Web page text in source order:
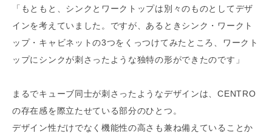
「もともと、シンクとワークトップは別々のものとしてデザ
インを考えていました。ですが、あるときシンク・ワークト
ップ・キャビネットの3つをくっつけてみたところ、ワークト
ップにシンクが刺さったような独特の形ができたのです」
まるでキューブ同士が刺さったようなデザインは、CENTRO
の存在感を際立たせている部分のひとつ。
デザイン性だけでなく機能性の高さも兼ね備えていることか